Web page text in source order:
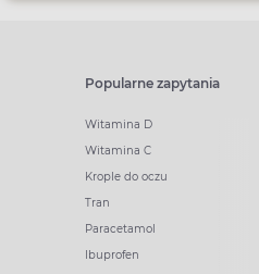
Popularne zapytania
Witamina D
Witamina C
Krople do oczu
Tran
Paracetamol
Ibuprofen